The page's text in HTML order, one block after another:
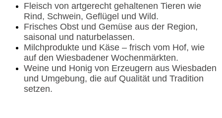
Fleisch von artgerecht gehaltenen Tieren wie
Rind, Schwein, Geflügel und Wild.
Frisches Obst und Gemüse aus der Region,
saisonal und naturbelassen.
Milchprodukte und Käse – frisch vom Hof, wie
auf den Wiesbadener Wochenmärkten.
Weine und Honig von Erzeugern aus Wiesbaden
und Umgebung, die auf Qualität und Tradition
setzen.